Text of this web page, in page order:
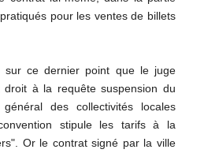
pour les ventes de billets
sur ce dernier point que le juge
à la requête suspension du
des collectivités locales
stipule les tarifs à la
Or le contrat signé par la ville